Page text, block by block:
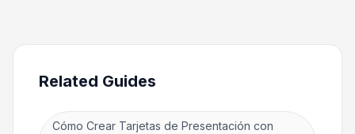
Related Guides
Cómo Crear Tarjetas de Presentación con